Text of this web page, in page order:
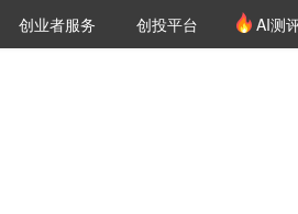
创投氪堂
创业者服务 创投平台 AI测